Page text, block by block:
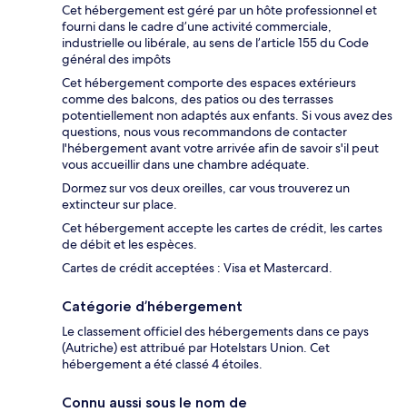
Cet hébergement est géré par un hôte professionnel et
fourni dans le cadre d’une activité commerciale,
industrielle ou libérale, au sens de l’article 155 du Code
général des impôts
Cet hébergement comporte des espaces extérieurs
comme des balcons, des patios ou des terrasses
potentiellement non adaptés aux enfants. Si vous avez des
questions, nous vous recommandons de contacter
l'hébergement avant votre arrivée afin de savoir s'il peut
vous accueillir dans une chambre adéquate.
Dormez sur vos deux oreilles, car vous trouverez un
extincteur sur place.
Cet hébergement accepte les cartes de crédit, les cartes
de débit et les espèces.
Cartes de crédit acceptées : Visa et Mastercard.
Catégorie d’hébergement
Le classement officiel des hébergements dans ce pays
(Autriche) est attribué par Hotelstars Union. Cet
hébergement a été classé 4 étoiles.
Connu aussi sous le nom de